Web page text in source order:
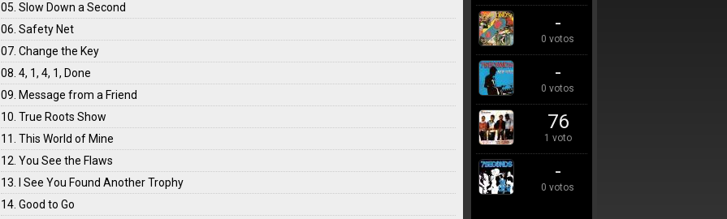
05. Slow Down a Second
06. Safety Net
07. Change the Key
08. 4, 1, 4, 1, Done
09. Message from a Friend
10. True Roots Show
11. This World of Mine
12. You See the Flaws
13. I See You Found Another Trophy
14. Good to Go
-
0 votos
-
0 votos
76
1 voto
-
0 votos